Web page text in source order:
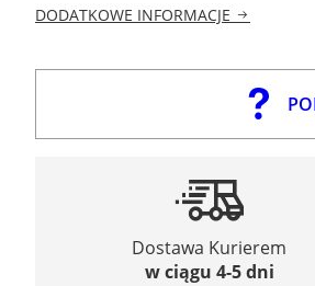
DODATKOWE INFORMACJE
Dostawa Kurierem
w ciągu 4-5 dni